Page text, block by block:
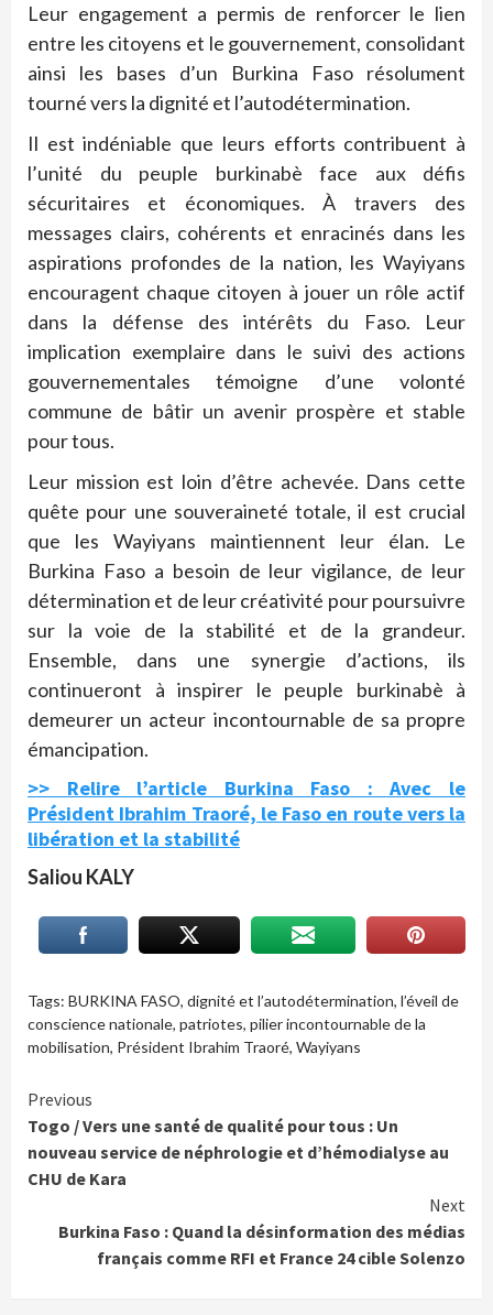
Leur engagement a permis de renforcer le lien
entre les citoyens et le gouvernement, consolidant
ainsi les bases d’un Burkina Faso résolument
tourné vers la dignité et l’autodétermination.
Il est indéniable que leurs efforts contribuent à
l’unité du peuple burkinabè face aux défis
sécuritaires et économiques. À travers des
messages clairs, cohérents et enracinés dans les
aspirations profondes de la nation, les Wayiyans
encouragent chaque citoyen à jouer un rôle actif
dans la défense des intérêts du Faso. Leur
implication exemplaire dans le suivi des actions
gouvernementales témoigne d’une volonté
commune de bâtir un avenir prospère et stable
pour tous.
Leur mission est loin d’être achevée. Dans cette
quête pour une souveraineté totale, il est crucial
que les Wayiyans maintiennent leur élan. Le
Burkina Faso a besoin de leur vigilance, de leur
détermination et de leur créativité pour poursuivre
sur la voie de la stabilité et de la grandeur.
Ensemble, dans une synergie d’actions, ils
continueront à inspirer le peuple burkinabè à
demeurer un acteur incontournable de sa propre
émancipation.
>> Relire l’article Burkina Faso : Avec le
Président Ibrahim Traoré, le Faso en route vers la
libération et la stabilité
Saliou KALY
Tags: BURKINA FASO, dignité et l’autodétermination, l’éveil de
conscience nationale, patriotes, pilier incontournable de la
mobilisation, Président Ibrahim Traoré, Wayiyans
Continue
Reading
Previous
Togo / Vers une santé de qualité pour tous : Un
nouveau service de néphrologie et d’hémodialyse au
CHU de Kara
Next
Burkina Faso : Quand la désinformation des médias
français comme RFI et France 24 cible Solenzo